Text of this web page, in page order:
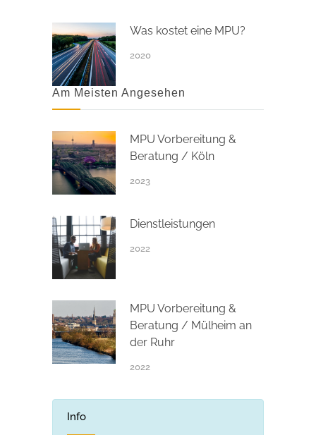
Was kostet eine MPU?
2020
Am Meisten Angesehen
MPU Vorbereitung &
Beratung / Köln
2023
Dienstleistungen
2022
MPU Vorbereitung &
Beratung / Mülheim an
der Ruhr
2022
Info